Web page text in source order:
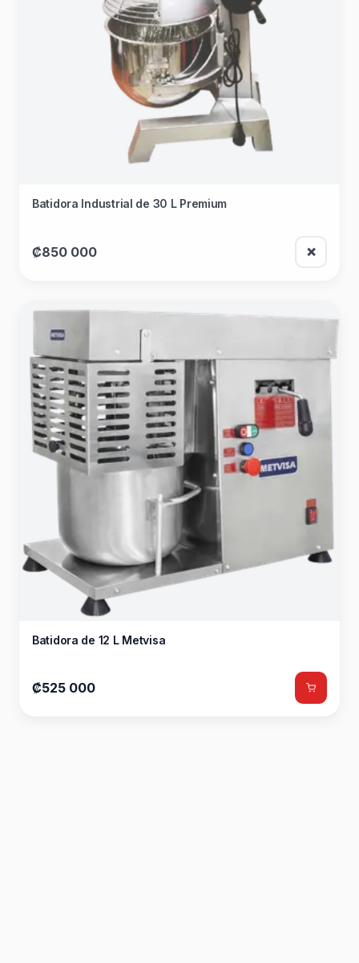
Batidora Industrial de 30 L Premium
₡850 000 ❌
Batidora de 12 L Metvisa
₡525 000